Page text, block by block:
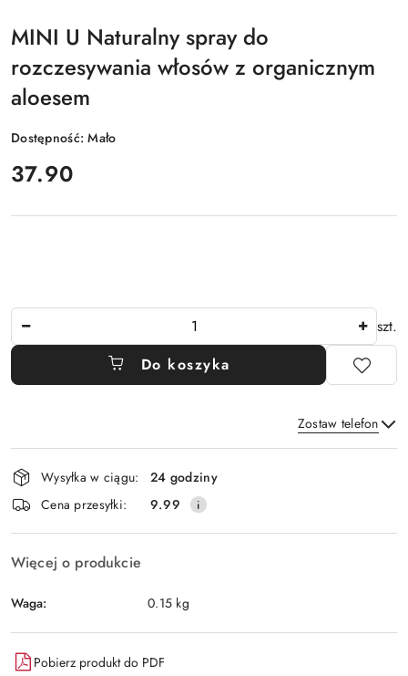
MINI U Naturalny spray do
rozczesywania włosów z organicznym
aloesem
Dostępność:Mało
cena:
37.90
szt.
Do koszyka
Zostaw telefon
Wyślij
Dostępność
i
dostawa
Wysyłka w ciągu:
24 godziny
Cena przesyłki:
9.99
Więcej o produkcie
Waga: 0.15 kg
Pobierz produkt do PDF